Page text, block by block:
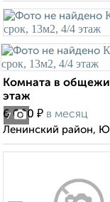
7
Комната в
этаж
6 000 ₽ в месяц
Ленинский район,